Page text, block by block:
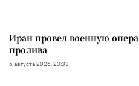
Иран провел военную
пролива
6 августа 2026, 23:33